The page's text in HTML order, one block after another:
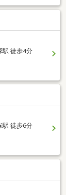
駅 徒歩4分
駅 徒歩6分